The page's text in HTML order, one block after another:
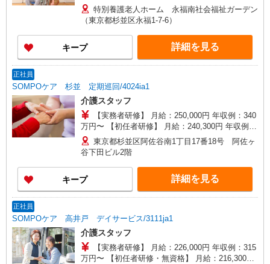
円・処遇改善手当 40,000円〜50,000円・居住支援
手当 20,000円〜含む ▼別途手当あり 住宅手当
15,000円／月（賃貸住宅の場合） 東京都居住支援
特別手当 10,000円〜20,000円／月 夜勤手当
10,000円／回 扶養手当 10,000円（配偶者）・
3,000円（子若しくは父母） 年末年始手当あり
特別養護老人ホーム 永福南社会福祉ガーデン
（東京都杉並区永福1-7-6）
キープ 詳細を見る
正社員
SOMPOケア 杉並 定期巡回/4024ia1
介護スタッフ
【実務者研修】 月給：250,000円 年収例：340
万円〜 【初任者研修】 月給：240,300円 年収例：
330万円〜 ※職務手当、（東京都）居住支援特別
手当、日祝手当（月平均2回分）、在宅手当（月平
均20回分）等、毎月平均的に支払われる手当を含
みます。 ※居住支援特別手当は勤続5年目までの
方はさらに1万円支給（再入社は除く） ◎賞与：
基本給2.08ヶ月分/年支給 ◎残業時は別途時間外手
東京都杉並区阿佐谷南1丁目17番18号 阿佐ヶ
谷下田ビル2階
キープ 詳細を見る
正社員
SOMPOケア 高井戸 デイサービス/3111ja1
介護スタッフ
【実務者研修】 月給：226,000円 年収例：315
万円〜 【初任者研修・無資格】 月給：216,300円